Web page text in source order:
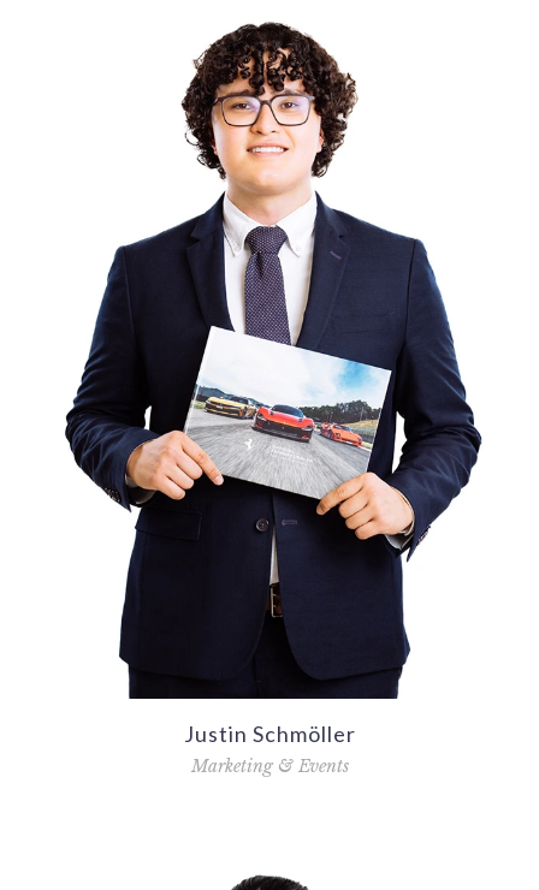
Justin Schmöller
Marketing & Events